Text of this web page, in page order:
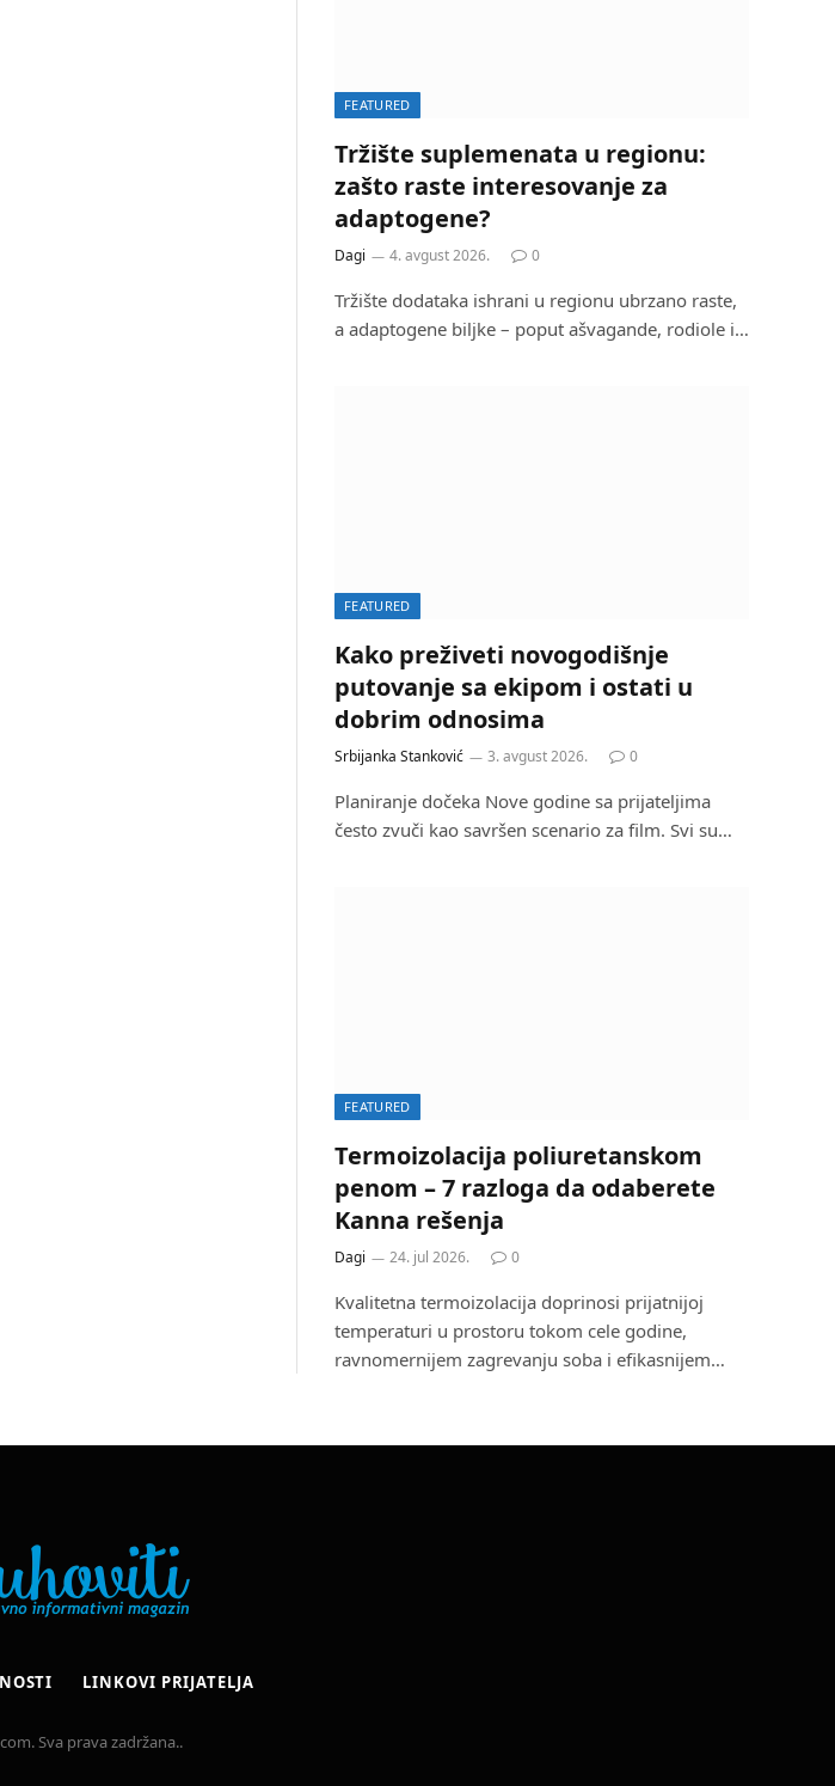
FEATURED
Tržište suplemenata u regionu:
zašto raste interesovanje za
adaptogene?
Dagi 4. avgust 2026. 0
Tržište dodataka ishrani u regionu ubrzano raste,
a adaptogene biljke – poput ašvagande, rodiole i…
FEATURED
Kako preživeti novogodišnje
putovanje sa ekipom i ostati u
dobrim odnosima
Srbijanka Stanković 3. avgust 2026. 0
Planiranje dočeka Nove godine sa prijateljima
često zvuči kao savršen scenario za film. Svi su…
FEATURED
Termoizolacija poliuretanskom
penom – 7 razloga da odaberete
Kanna rešenja
Dagi 24. jul 2026. 0
Kvalitetna termoizolacija doprinosi prijatnijoj
temperaturi u prostoru tokom cele godine,
ravnomernijem zagrevanju soba i efikasnijem…
LINKOVI PRIJATELJA
Sva prava zadržana..